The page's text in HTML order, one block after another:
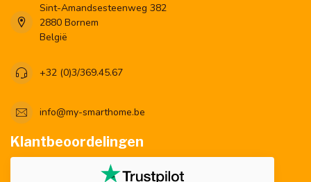
Sint-Amandsesteenweg 382
2880 Bornem
België
+32 (0)3/369.45.67
info@my-smarthome.be
Klantbeoordelingen